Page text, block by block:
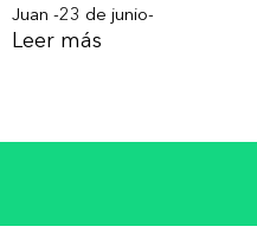
Juan -23 de junio-
Leer más